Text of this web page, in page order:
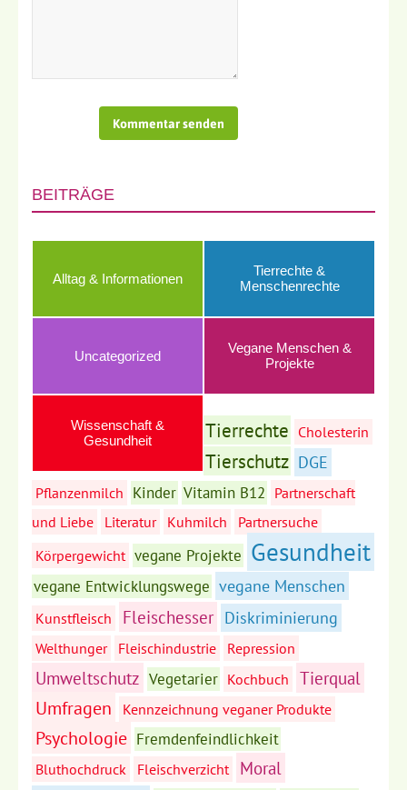
BEITRÄGE
Alltag & Informationen
Tierrechte &
Menschenrechte
Uncategorized
Vegane Menschen &
Projekte
Wissenschaft &
Gesundheit
Tierrechte Cholesterin
Tierschutz DGE
Pflanzenmilch Kinder Vitamin B12 Partnerschaft
und Liebe
Literatur Kuhmilch
Partnersuche
Körpergewicht vegane Projekte Gesundheit
vegane Entwicklungswege vegane Menschen
Kunstfleisch Fleischesser Diskriminierung
Welthunger Fleischindustrie Repression
Umweltschutz Vegetarier Kochbuch Tierqual
Umfragen Kennzeichnung veganer Produkte
Psychologie Fremdenfeindlichkeit
Bluthochdruck Fleischverzicht Moral